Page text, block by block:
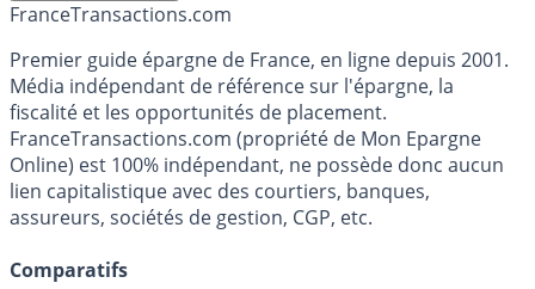
FranceTransactions.com
Premier guide épargne de France, en ligne depuis 2001.
Média indépendant de référence sur l'épargne, la
fiscalité et les opportunités de placement.
FranceTransactions.com (propriété de Mon Epargne
Online) est 100% indépendant, ne possède donc aucun
lien capitalistique avec des courtiers, banques,
assureurs, sociétés de gestion, CGP, etc.
Comparatifs